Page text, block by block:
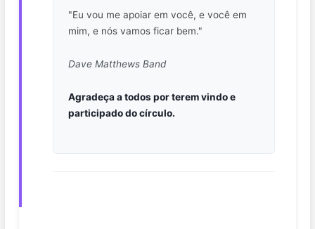
"Eu vou me apoiar em você, e você em
mim, e nós vamos ficar bem."
Dave Matthews Band
Agradeça a todos por terem vindo e
participado do círculo.